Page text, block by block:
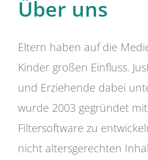
Über uns
Eltern haben auf die
Kinder großen Einfluss.
und Erziehende dabei
wurde 2003 gegründet
Filtersoftware zu
nicht altersgerechten